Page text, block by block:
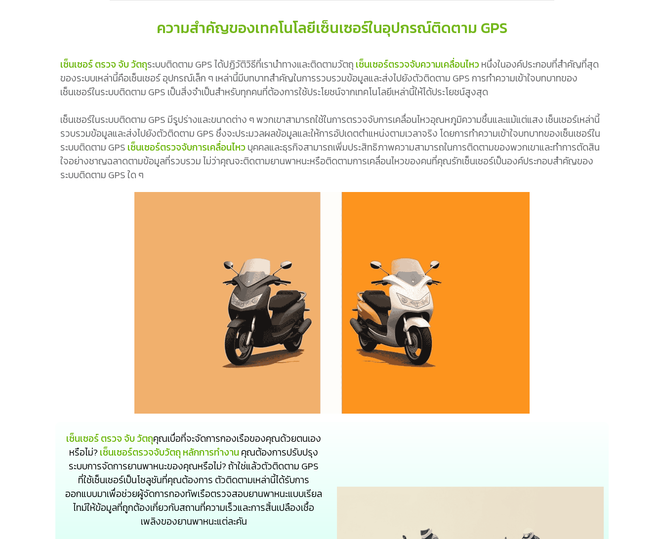
ความสำคัญของเทคโนโลยีเซ็นเซอร์ในอุปกรณ์ติดตาม GPS
เซ็นเซอร์ ตรวจ จับ วัตถุระบบติดตาม GPS ได้ปฏิวัติวิธีที่เรานำทางและติดตามวัตถุ เซ็นเซอร์ตรวจจับความเคลื่อนไหว หนึ่งในองค์ประกอบที่สำคัญที่สุด
ของระบบเหล่านี้คือเซ็นเซอร์ อุปกรณ์เล็ก ๆ เหล่านี้มีบทบาทสำคัญในการรวบรวมข้อมูลและส่งไปยังตัวติดตาม GPS การทำความเข้าใจบทบาทของ
เซ็นเซอร์ในระบบติดตาม GPS เป็นสิ่งจำเป็นสำหรับทุกคนที่ต้องการใช้ประโยชน์จากเทคโนโลยีเหล่านี้ให้ได้ประโยชน์สูงสุด
เซ็นเซอร์ในระบบติดตาม GPS มีรูปร่างและขนาดต่าง ๆ พวกเขาสามารถใช้ในการตรวจจับการเคลื่อนไหวอุณหภูมิความชื้นและแม้แต่แสง เซ็นเซอร์เหล่านี้
รวบรวมข้อมูลและส่งไปยังตัวติดตาม GPS ซึ่งจะประมวลผลข้อมูลและให้การอัปเดตตำแหน่งตามเวลาจริง โดยการทำความเข้าใจบทบาทของเซ็นเซอร์ใน
ระบบติดตาม GPS เซ็นเซอร์ตรวจจับการเคลื่อนไหว บุคคลและธุรกิจสามารถเพิ่มประสิทธิภาพความสามารถในการติดตามของพวกเขาและทำการตัดสิน
ใจอย่างชาญฉลาดตามข้อมูลที่รวบรวม ไม่ว่าคุณจะติดตามยานพาหนะหรือติดตามการเคลื่อนไหวของคนที่คุณรักเซ็นเซอร์เป็นองค์ประกอบสำคัญของ
ระบบติดตาม GPS ใด ๆ
เซ็นเซอร์ ตรวจ จับ วัตถุคุณเบื่อที่จะจัดการกองเรือของคุณด้วยตนเอง
หรือไม่? เซ็นเซอร์ตรวจจับวัตถุ หลักการทํางาน คุณต้องการปรับปรุง
ระบบการจัดการยานพาหนะของคุณหรือไม่? ถ้าใช่แล้วตัวติดตาม GPS
ที่ใช้เซ็นเซอร์เป็นโซลูชันที่คุณต้องการ ตัวติดตามเหล่านี้ได้รับการ
ออกแบบมาเพื่อช่วยผู้จัดการกองทัพเรือตรวจสอบยานพาหนะแบบเรียล
ไทม์ให้ข้อมูลที่ถูกต้องเกี่ยวกับสถานที่ความเร็วและการสิ้นเปลืองเชื้อ
เพลิงของยานพาหนะแต่ละคัน